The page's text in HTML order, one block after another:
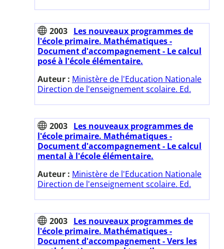
2003 Les nouveaux programmes de
l'école primaire. Mathématiques -
Document d'accompagnement - Le calcul
posé à l'école élémentaire.
Auteur : Ministère de l'Education Nationale
Direction de l'enseignement scolaire. Ed.
2003 Les nouveaux programmes de
l'école primaire. Mathématiques -
Document d'accompagnement - Le calcul
mental à l'école élémentaire.
Auteur : Ministère de l'Education Nationale
Direction de l'enseignement scolaire. Ed.
2003 Les nouveaux programmes de
l'école primaire. Mathématiques -
Document d'accompagnement - Vers les